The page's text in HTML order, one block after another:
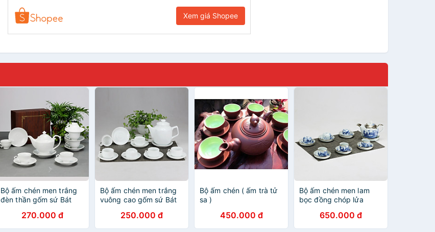
Xem giá Shopee
Bộ ấm chén men trắng
đèn thần gốm sứ Bát
bình trà)270.000 đ
Bộ ấm chén men trắng
vuông cao gốm sứ Bát
bình trà)250.000 đ
Bộ ấm chén ( ấm trà tử
sa )
450.000 đ
Bộ ấm chén men lam
bọc đồng chóp lửa
Tràng - bình trà, bộ bình
uống trà cao cấp
650.000 đ